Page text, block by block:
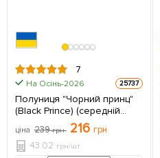
7
На Осінь-2026 25737
Полуниця "Чорний принц"
(Black Prince) (середній
термін дозрівання) 5 шт в
упаковці
ціна 239грн 216 грн
43.02 грн/шт